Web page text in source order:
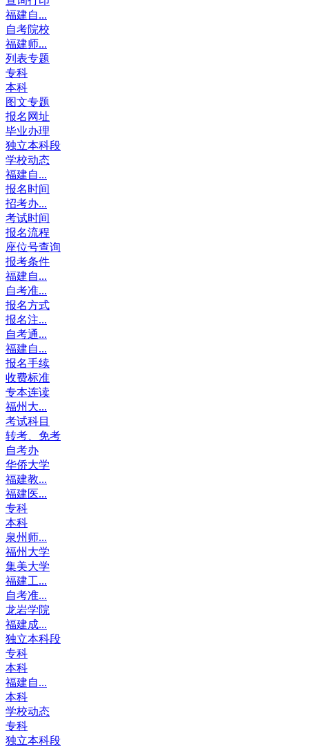
福建自...
自考院校
福建师...
列表专题
专科
本科
图文专题
报名网址
毕业办理
独立本科段
学校动态
福建自...
报名时间
招考办...
考试时间
报名流程
座位号查询
报考条件
福建自...
自考准...
报名方式
报名注...
自考通...
福建自...
报名手续
收费标准
专本连读
福州大...
考试科目
转考、免考
自考办
华侨大学
福建教...
福建医...
专科
本科
泉州师...
福州大学
集美大学
福建工...
自考准...
龙岩学院
福建成...
独立本科段
专科
本科
福建自...
本科
学校动态
专科
独立本科段